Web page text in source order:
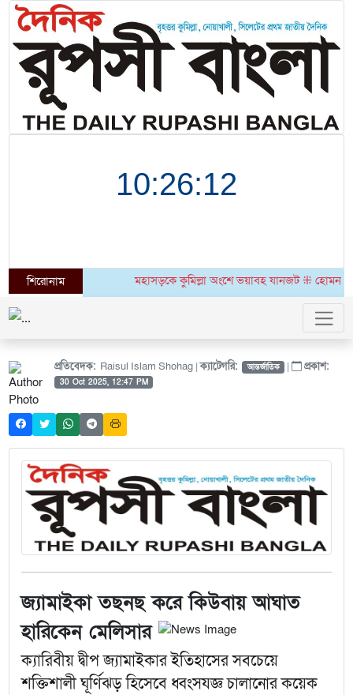
শিরোনাম মহাসড়কে কুমিল্লা অংশে ভয়াবহ যানজট ⁜ হোমনায় ৬
প্রতিবেদক: Raisul Islam Shohag |ক্যাটেগরি: আন্তর্জাতিক | প্রকাশ:
30 Oct 2025, 12:47 PM
জ্যামাইকা তছনছ করে কিউবায় আঘাত
হারিকেন মেলিসার
ক্যারিবীয় দ্বীপ জ্যামাইকার ইতিহাসের সবচেয়ে
শক্তিশালী ঘূর্ণিঝড় হিসেবে ধ্বংসযজ্ঞ চালানোর কয়েক